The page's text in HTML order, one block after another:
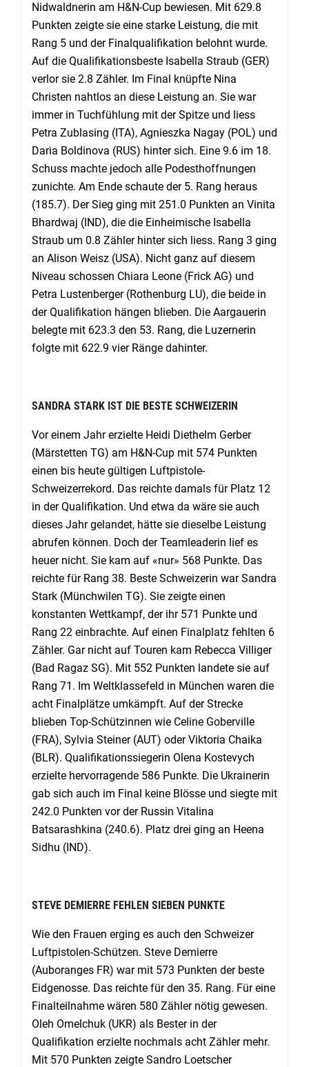
Nidwaldnerin am H&N-Cup bewiesen. Mit 629.8
Punkten zeigte sie eine starke Leistung, die mit
Rang 5 und der Finalqualifikation belohnt wurde.
Auf die Qualifikationsbeste Isabella Straub (GER)
verlor sie 2.8 Zähler. Im Final knüpfte Nina
Christen nahtlos an diese Leistung an. Sie war
immer in Tuchfühlung mit der Spitze und liess
Petra Zublasing (ITA), Agnieszka Nagay (POL) und
Daria Boldinova (RUS) hinter sich. Eine 9.6 im 18.
Schuss machte jedoch alle Podesthoffnungen
zunichte. Am Ende schaute der 5. Rang heraus
(185.7). Der Sieg ging mit 251.0 Punkten an Vinita
Bhardwaj (IND), die die Einheimische Isabella
Straub um 0.8 Zähler hinter sich liess. Rang 3 ging
an Alison Weisz (USA). Nicht ganz auf diesem
Niveau schossen Chiara Leone (Frick AG) und
Petra Lustenberger (Rothenburg LU), die beide in
der Qualifikation hängen blieben. Die Aargauerin
belegte mit 623.3 den 53. Rang, die Luzernerin
folgte mit 622.9 vier Ränge dahinter.
SANDRA STARK IST DIE BESTE SCHWEIZERIN
Vor einem Jahr erzielte Heidi Diethelm Gerber
(Märstetten TG) am H&N-Cup mit 574 Punkten
einen bis heute gültigen Luftpistole-
Schweizerrekord. Das reichte damals für Platz 12
in der Qualifikation. Und etwa da wäre sie auch
dieses Jahr gelandet, hätte sie dieselbe Leistung
abrufen können. Doch der Teamleaderin lief es
heuer nicht. Sie kam auf «nur» 568 Punkte. Das
reichte für Rang 38. Beste Schweizerin war Sandra
Stark (Münchwilen TG). Sie zeigte einen
konstanten Wettkampf, der ihr 571 Punkte und
Rang 22 einbrachte. Auf einen Finalplatz fehlten 6
Zähler. Gar nicht auf Touren kam Rebecca Villiger
(Bad Ragaz SG). Mit 552 Punkten landete sie auf
Rang 71. Im Weltklassefeld in München waren die
acht Finalplätze umkämpft. Auf der Strecke
blieben Top-Schützinnen wie Celine Goberville
(FRA), Sylvia Steiner (AUT) oder Viktoria Chaika
(BLR). Qualifikationssiegerin Olena Kostevych
erzielte hervorragende 586 Punkte. Die Ukrainerin
gab sich auch im Final keine Blösse und siegte mit
242.0 Punkten vor der Russin Vitalina
Batsarashkina (240.6). Platz drei ging an Heena
Sidhu (IND).
STEVE DEMIERRE FEHLEN SIEBEN PUNKTE
Wie den Frauen erging es auch den Schweizer
Luftpistolen-Schützen. Steve Demierre
(Auboranges FR) war mit 573 Punkten der beste
Eidgenosse. Das reichte für den 35. Rang. Für eine
Finalteilnahme wären 580 Zähler nötig gewesen.
Oleh Omelchuk (UKR) als Bester in der
Qualifikation erzielte nochmals acht Zähler mehr.
Mit 570 Punkten zeigte Sandro Loetscher